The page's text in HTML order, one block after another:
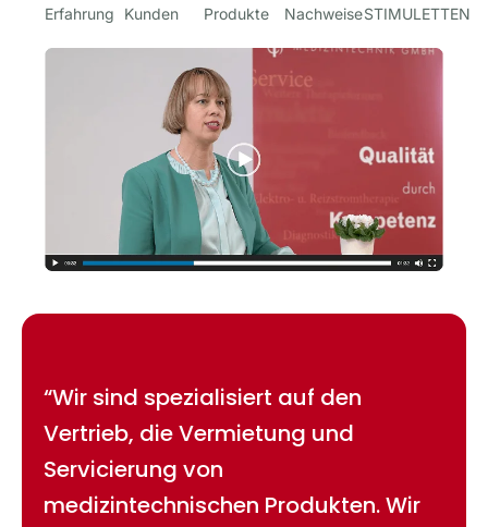
Erfahrung
Kunden
Produkte
NachweiseSTIMULETTEN
“Wir sind spezialisiert auf den
Vertrieb, die Vermietung und
Servicierung von
medizintechnischen Produkten. Wir